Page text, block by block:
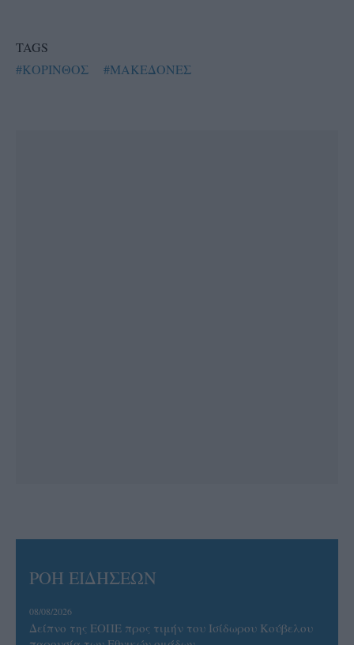
TAGS
#ΚΟΡΙΝΘΟΣ
#ΜΑΚΕΔΟΝΕΣ
ΡΟΗ ΕΙΔΗΣΕΩΝ
08/08/2026
Δείπνο της ΕΟΠΕ προς τιμήν του Ισίδωρου Κούβελου